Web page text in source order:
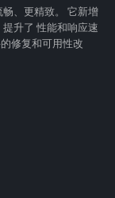
、更精致。 它新增
升了 性能和响应速
修复和可用性改